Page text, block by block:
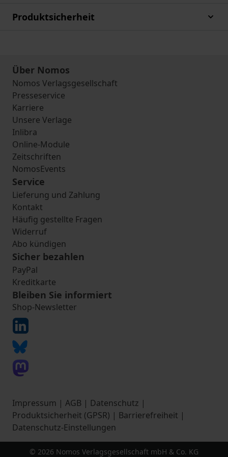
Produktsicherheit
Über Nomos
Nomos Verlagsgesellschaft
Presseservice
Karriere
Unsere Verlage
Inlibra
Online-Module
Zeitschriften
NomosEvents
Service
Lieferung und Zahlung
Kontakt
Häufig gestellte Fragen
Widerruf
Abo kündigen
Sicher bezahlen
PayPal
Kreditkarte
Bleiben Sie informiert
Shop-Newsletter
Impressum | AGB | Datenschutz |
Produktsicherheit (GPSR) | Barrierefreiheit |
Datenschutz-Einstellungen
© 2026 Nomos Verlagsgesellschaft mbH & Co. KG